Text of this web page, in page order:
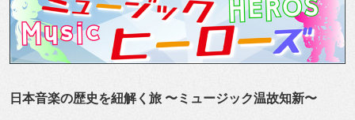
日本音楽の歴史を紐解く旅 〜ミュージック温故知新〜